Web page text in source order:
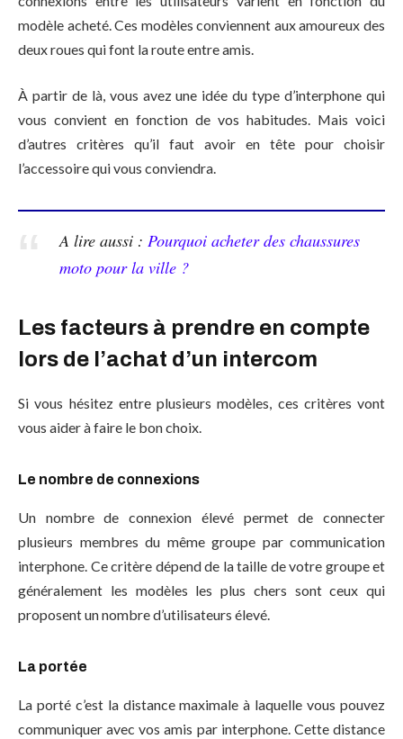
modèle acheté. Ces modèles conviennent aux amoureux des
deux roues qui font la route entre amis.
À partir de là, vous avez une idée du type d’interphone qui
vous convient en fonction de vos habitudes. Mais voici
d’autres critères qu’il faut avoir en tête pour choisir
l’accessoire qui vous conviendra.
A lire aussi :Pourquoi acheter des chaussures
moto pour la ville ?
Les facteurs à prendre en compte
lors de l’achat d’un intercom
Si vous hésitez entre plusieurs modèles, ces critères vont
vous aider à faire le bon choix.
Le nombre de connexions
Un nombre de connexion élevé permet de connecter
plusieurs membres du même groupe par communication
interphone. Ce critère dépend de la taille de votre groupe et
généralement les modèles les plus chers sont ceux qui
proposent un nombre d’utilisateurs élevé.
La portée
La porté c’est la distance maximale à laquelle vous pouvez
communiquer avec vos amis par interphone. Cette distance